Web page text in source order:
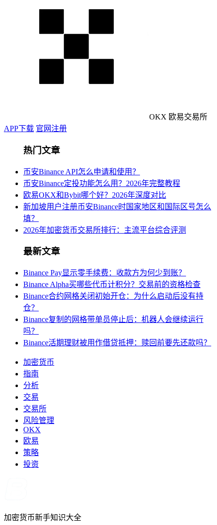
OKX 欧易交易所
APP下载 官网注册
热门文章
币安Binance API怎么申请和使用？
币安Binance定投功能怎么用？2026年完整教程
欧易OKX和Bybit哪个好？2026年深度对比
新加坡用户注册币安Binance时国家地区和国际区号怎么
填？
2026年加密货币交易所排行：主流平台综合评测
最新文章
Binance Pay显示零手续费：收款方为何少到账？
Binance Alpha买哪些代币计积分？交易前的资格检查
Binance合约网格关闭初始开仓：为什么启动后没有持
仓？
Binance复制的网格带单员停止后：机器人会继续运行
吗？
Binance活期理财被用作借贷抵押：赎回前要先还款吗？
加密货币
指南
分析
交易
交易所
风险管理
OKX
欧易
策略
投资
加密货币新手知识大全